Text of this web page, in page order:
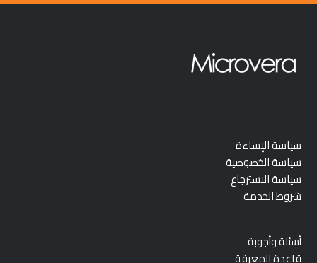
سياسة الإساءة
سياسة الخصوصية
سياسة الاسترجاع
شروط الخدمة
أسئلة وأجوبة
قاعدة المعرفة